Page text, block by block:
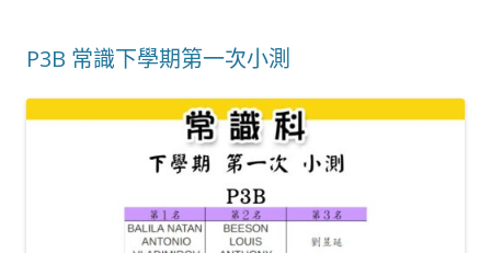
P3B 常識下學期第一次小測